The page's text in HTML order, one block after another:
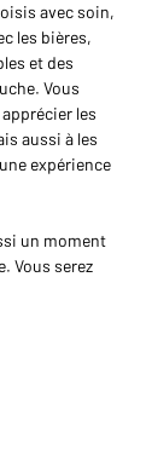
avec soin,
les bières,
et des
Vous
les
aussi à les
expérience
un moment
Vous serez